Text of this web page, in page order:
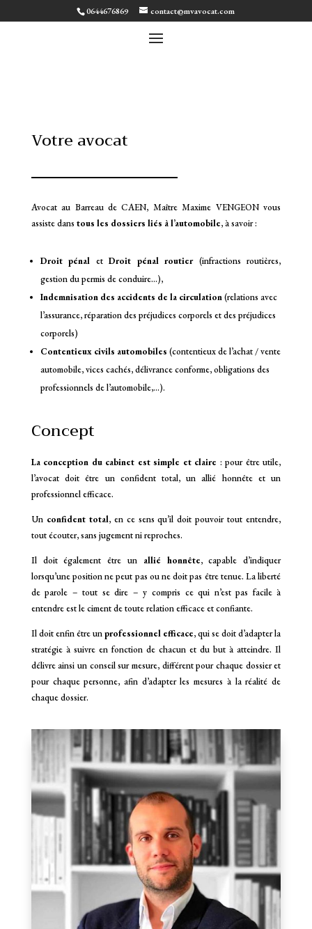
0644676869 contact@mvavocat.com
Votre avocat
Avocat au Barreau de CAEN, Maître Maxime VENGEON vous
assiste dans tous les dossiers liés à l’automobile, à savoir :
Droit pénal etDroit pénal routier (infractions routières,
gestion du permis de conduire…),
Indemnisation des accidents de la circulation(relations avec
l’assurance, réparation des préjudices corporels et des préjudices
corporels)
Contentieux civils automobiles (contentieux de l’achat / vente
automobile, vices cachés, délivrance conforme, obligations des
professionnels de l’automobile,…).
Concept
La conception du cabinet est simple et claire : pour être utile,
l’avocat doit être un confident total, un allié honnête et un
professionnel efficace.
Un confident total, en ce sens qu’il doit pouvoir tout entendre,
tout écouter, sans jugement ni reproches.
Il doit également être un allié honnête, capable d’indiquer
lorsqu’une position ne peut pas ou ne doit pas être tenue. La liberté
de parole – tout se dire – y compris ce qui n’est pas facile à
entendre est le ciment de toute relation efficace et confiante.
Il doit enfin être unprofessionnel efficace, qui se doit d’adapter la
stratégie à suivre en fonction de chacun et du but à atteindre. Il
délivre ainsi un conseil sur mesure, différent pour chaque dossier et
pour chaque personne, afin d’adapter les mesures à la réalité de
chaque dossier.